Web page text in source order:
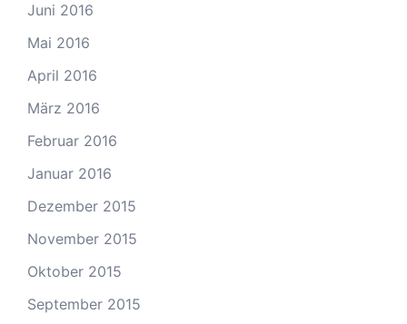
Juni 2016
Mai 2016
April 2016
März 2016
Februar 2016
Januar 2016
Dezember 2015
November 2015
Oktober 2015
September 2015